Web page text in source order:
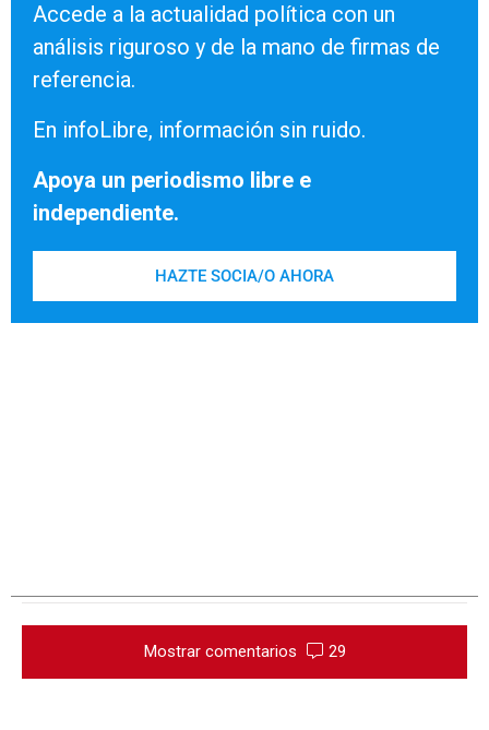
Accede a la actualidad política con un
análisis riguroso y de la mano de firmas de
referencia.
En infoLibre, información sin ruido.
Apoya un periodismo libre e
independiente.
HAZTE SOCIA/O AHORA
Mostrar comentarios 29